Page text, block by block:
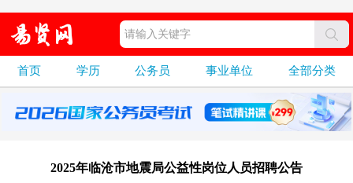
首页 学历 公务员 事业单位 全部分类
2025年临沧市地震局公益性岗位人员招聘公告